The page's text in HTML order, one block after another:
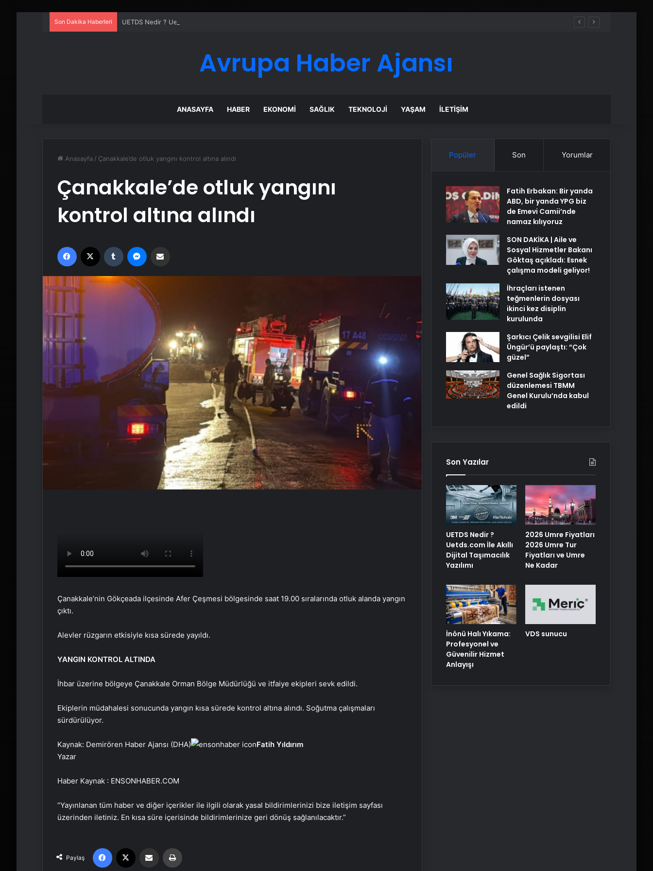
Son Dakika Haberleri UETDS Nedir ? Uetds.com İle Akıllı Dijital Taşımacılık Yazılımı
Avrupa Haber Ajansı
ANASAYFA HABER EKONOMI SAĞLIK TEKNOLOJI YAŞAM İLETIŞIM
Anasayfa / Çanakkale’de otluk yangını kontrol altına alındı
Çanakkale’de otluk yangını
kontrol altına alındı
Facebook Tumblr
Çanakkale’nin Gökçeada ilçesinde Afer Çeşmesi bölgesinde saat 19.00 sıralarında otluk alanda yangın
çıktı.
Alevler rüzgarın etkisiyle kısa sürede yayıldı.
YANGIN KONTROL ALTINDA
İhbar üzerine bölgeye Çanakkale Orman Bölge Müdürlüğü ve itfaiye ekipleri sevk edildi.
Ekiplerin müdahalesi sonucunda yangın kısa sürede kontrol altına alındı. Soğutma çalışmaları
sürdürülüyor.
Kaynak: Demirören Haber Ajansı (DHA)
Fatih Yıldırım
Yazar
Haber Kaynak : ENSONHABER.COM
“Yayınlanan tüm haber ve diğer içerikler ile ilgili olarak yasal bildirimlerinizi bize iletişim sayfası
üzerinden iletiniz. En kısa süre içerisinde bildirimlerinize geri dönüş sağlanılacaktır.”
Paylaş
Facebook Email'den paylaş
Boğaziçi Üniversitesi’nde polise
saldırı: 97 gözaltı
Popüler Son Yorumlar
Fatih Erbakan: Bir yanda
ABD, bir yanda YPG biz
de Emevi Camii’nde
namaz kılıyoruz
SON DAKİKA | Aile ve
Sosyal Hizmetler Bakanı
Göktaş açıkladı: Esnek
çalışma modeli geliyor!
İhraçları istenen
teğmenlerin dosyası
ikinci kez disiplin
kurulunda
Şarkıcı Çelik sevgilisi Elif
Üngür’ü paylaştı: “Çok
güzel”
Genel Sağlık Sigortası
düzenlemesi TBMM
Genel Kurulu’nda kabul
edildi
Son Yazılar
UETDS Nedir ?
Uetds.com İle Akıllı
Dijital Taşımacılık
Yazılımı
2026 Umre Fiyatları
2026 Umre Tur
Fiyatları ve Umre
Ne Kadar
İnönü Halı Yıkama:
Profesyonel ve
Güvenilir Hizmet
Anlayışı
VDS sunucu